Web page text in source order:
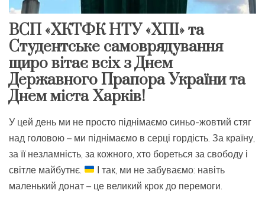
ВСП «ХКТФК НТУ «ХПІ» та
Студентське самоврядування
щиро вітає всіх з Днем
Державного Прапора України та
Днем міста Харків!
У цей день ми не просто піднімаємо синьо-жовтий стяг
над головою – ми піднімаємо в серці гордість. За країну,
за її незламність, за кожного, хто бореться за свободу і
світле майбутнє.
І так, ми не забуваємо: навіть
маленький донат – це великий крок до перемоги.